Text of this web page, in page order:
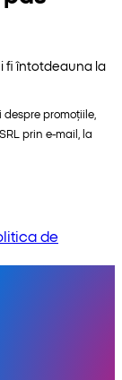
fi întotdeauna la
promoțiile,
prin e-mail, la
de